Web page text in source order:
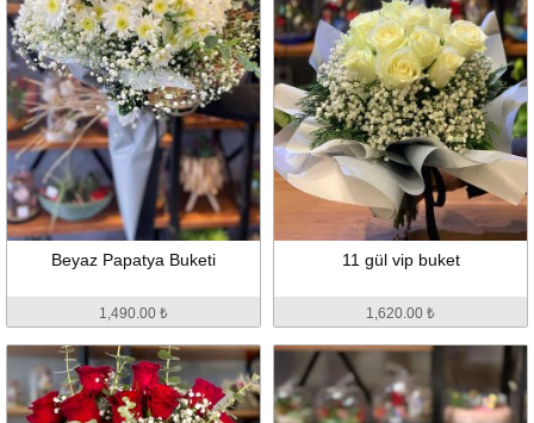
Beyaz Papatya Buketi
1,490.00 ₺
11 gül vip buket
1,620.00 ₺